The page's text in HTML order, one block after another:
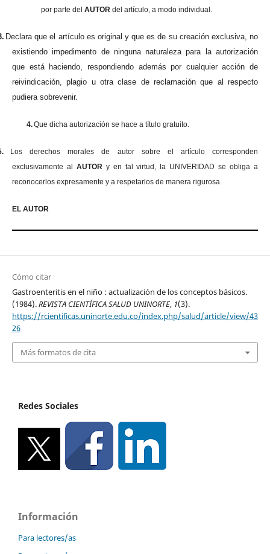
por parte del AUTORdel artículo, a modo individual.
Declara que el artículo es original y que es de su creación exclusiva, no
existiendo impedimento de ninguna naturaleza para la autorización
que está haciendo, respondiendo además por cualquier acción de
reivindicación, plagio u otra clase de reclamación que al respecto
pudiera sobrevenir.
4.Que dicha autorización se hace a título gratuito.
Los derechos morales de autor sobre el artículo corresponden
exclusivamente al AUTOR y en tal virtud, la UNIVERIDAD se obliga a
reconocerlos expresamente y a respetarlos de manera rigurosa.
EL AUTOR
Cómo citar
Gastroenteritis en el niño : actualización de los conceptos básicos.
(1984).REVISTA CIENTÍFICA SALUD UNINORTE, 1(3).
https://rcientificas.uninorte.edu.co/index.php/salud/article/view/43
26
Más formatos de cita
Redes Sociales
Información
Para lectores/as